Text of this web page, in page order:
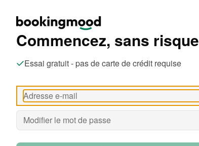
Commencez, sans risque
Essai gratuit - pas de carte de crédit requise